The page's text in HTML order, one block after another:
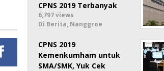
CPNS 2019 Terbanyak
6,797 views
Di Berita, Nanggroe
CPNS 2019
Kemenkumham untuk
SMA/SMK, Yuk Cek